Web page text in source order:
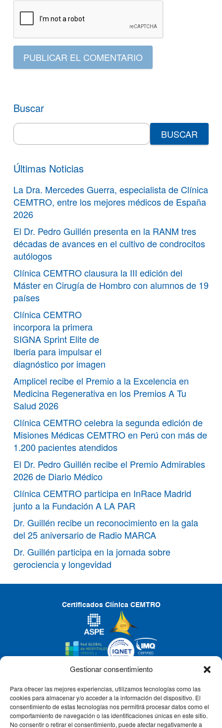
Gestionar consentimiento
Para ofrecer las mejores experiencias, utilizamos tecnologías como las
cookies para almacenar y/o acceder a la información del dispositivo. El
consentimiento de estas tecnologías nos permitirá procesar datos como el
comportamiento de navegación o las identificaciones únicas en este sitio.
No consentir o retirar el consentimiento, puede afectar negativamente a
PUBLICAR EL COMENTARIO
Buscar
Search
for:
Últimas Noticias
La Dra. Mercedes Guerra, especialista de Clínica
CEMTRO, entre los mejores médicos de España
2026
El Dr. Pedro Guillén presenta en la RANM tres
décadas de avances en el cultivo de condrocitos
autólogos
Clínica CEMTRO clausura la III edición del
Máster en Cirugía de Hombro con alumnos de 19
países
Clínica CEMTRO
incorpora la primera
SIGNA Sprint Elite de
Iberia para impulsar el
diagnóstico por imagen
Amplicel recibe el Premio a la Excelencia en
Medicina Regenerativa en los Premios A Tu
Salud 2026
Clínica CEMTRO celebra la segunda edición de
Misiones Médicas CEMTRO en Perú con más de
1.200 pacientes atendidos
El Dr. Pedro Guillén recibe el Premio Admirables
2026 de Diario Médico
Clínica CEMTRO participa en InRace Madrid
junto a la Fundación A LA PAR
Dr. Guillén recibe un reconocimiento en la gala
del 25 aniversario de Radio MARCA
Dr. Guillén participa en la jornada sobre
gerociencia y longevidad
Certificados Clínica CEMTRO
CLÍNICA CEMTRO
QUIÉNES SOMOS